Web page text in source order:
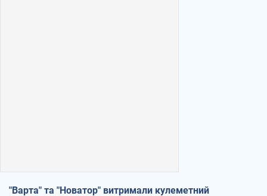
"Варта" та "Новатор" витримали кулеметний